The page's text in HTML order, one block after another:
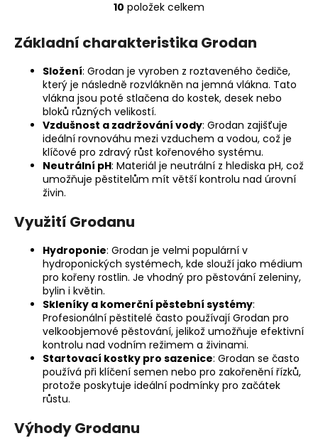
O
l
d
a
c
í
p
r
v
k
p
i
s
u
10 položek celkem
Základní charakteristika Grodan
Složení: Grodan je vyroben z roztaveného čediče,
který je následně rozvlákněn na jemná vlákna. Tato
vlákna jsou poté stlačena do kostek, desek nebo
bloků různých velikostí.
Vzdušnost a zadržování vody: Grodan zajišťuje
ideální rovnováhu mezi vzduchem a vodou, což je
klíčové pro zdravý růst kořenového systému.
Neutrální pH: Materiál je neutrální z hlediska pH, což
umožňuje pěstitelům mít větší kontrolu nad úrovní
živin.
Využití Grodanu
Hydroponie: Grodan je velmi populární v
hydroponických systémech, kde slouží jako médium
pro kořeny rostlin. Je vhodný pro pěstování zeleniny,
bylin i květin.
Skleníky a komerční pěstební systémy:
Profesionální pěstitelé často používají Grodan pro
velkoobjemové pěstování, jelikož umožňuje efektivní
kontrolu nad vodním režimem a živinami.
Startovací kostky pro sazenice: Grodan se často
používá při klíčení semen nebo pro zakořenění řízků,
protože poskytuje ideální podmínky pro začátek
růstu.
Výhody Grodanu